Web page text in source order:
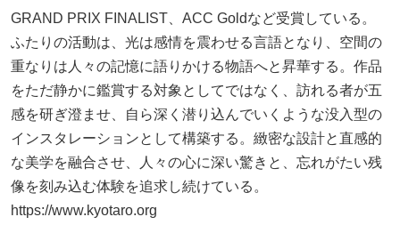
GRAND PRIX FINALIST、ACC Goldなど受賞している。
ふたりの活動は、光は感情を震わせる言語となり、空間の
重なりは人々の記憶に語りかける物語へと昇華する。作品
をただ静かに鑑賞する対象としてではなく、訪れる者が五
感を研ぎ澄ませ、自ら深く潜り込んでいくような没入型の
インスタレーションとして構築する。緻密な設計と直感的
な美学を融合させ、人々の心に深い驚きと、忘れがたい残
像を刻み込む体験を追求し続けている。
https://www.kyotaro.org